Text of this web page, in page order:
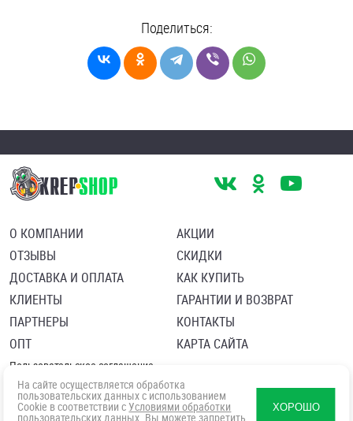
Поделиться:
О КОМПАНИИ
ОТЗЫВЫ
ДОСТАВКА И ОПЛАТА
КЛИЕНТЫ
ПАРТНЕРЫ
ОПТ
АКЦИИ
СКИДКИ
КАК КУПИТЬ
ГАРАНТИИ И ВОЗВРАТ
КОНТАКТЫ
КАРТА САЙТА
Пользовательское соглашение
Политика в отношении обработки персональных данных
Согласие посетителя сайта на обработку персональных данны
На сайте осуществляется обработка
пользовательских данных с использованием
Cookie в соответствии с Условиями обработки
пользовательских данных. Вы можете запретить
ХОРОШО